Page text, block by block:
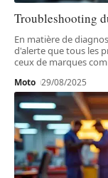
Troubleshooting
En matière de
d'alerte que tous les
ceux de marques
Moto 29/08/2025